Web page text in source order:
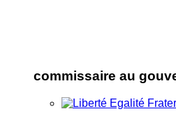
commissaire au